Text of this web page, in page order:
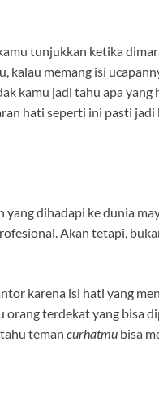
tunjukkan ketika
kalau memang isi
kamu jadi tahu apa yang
hati seperti ini pasti
dihadapi ke dunia
Akan tetapi,
karena isi hati yang
terdekat yang bisa
teman curhatmu bisa